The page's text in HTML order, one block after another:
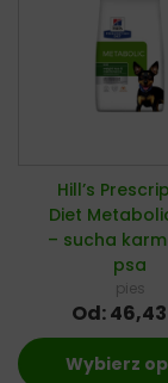
Hill’s
Diet
– sucha
psa
pies
Od:46,43
Wybierz